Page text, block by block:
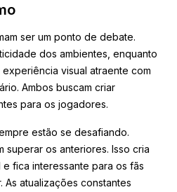
ser um ponto de debate.
dos ambientes, enquanto
visual atraente com
Ambos buscam criar
para os jogadores.
estão se desafiando.
superar os anteriores. Isso cria
fica interessante para os fãs
As atualizações constantes